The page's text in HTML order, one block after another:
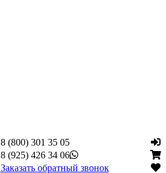
8 (800) 301 35 05
8 (925) 426 34 06
Заказать обратный звонок